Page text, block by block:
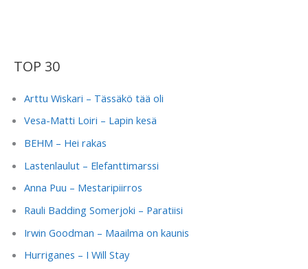
TOP 30
Arttu Wiskari – Tässäkö tää oli
Vesa-Matti Loiri – Lapin kesä
BEHM – Hei rakas
Lastenlaulut – Elefanttimarssi
Anna Puu – Mestaripiirros
Rauli Badding Somerjoki – Paratiisi
Irwin Goodman – Maailma on kaunis
Hurriganes – I Will Stay